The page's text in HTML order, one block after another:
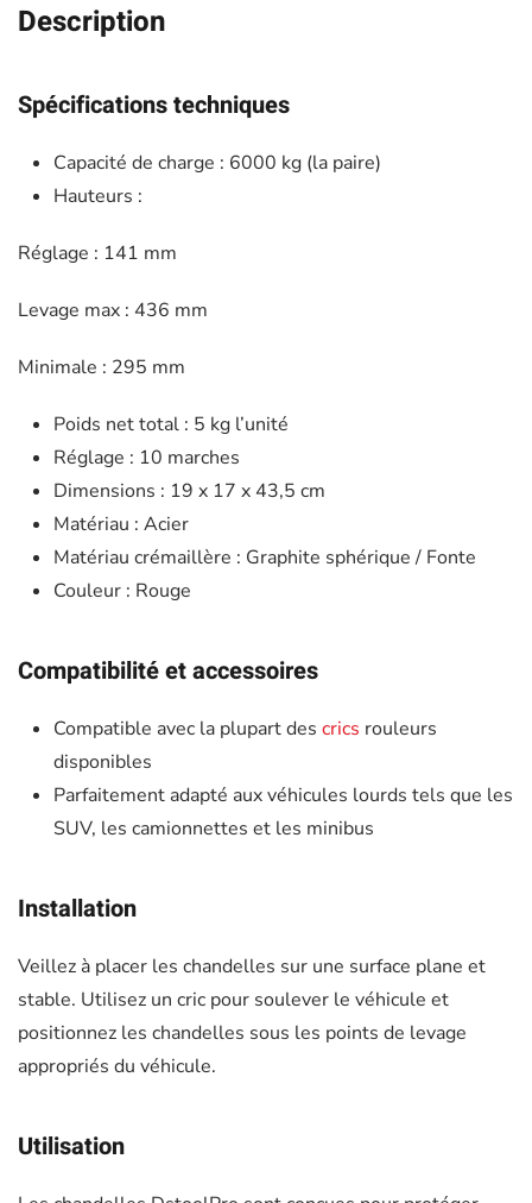
Description
Spécifications techniques
Capacité de charge : 6000 kg (la paire)
Hauteurs :
Réglage : 141 mm
Levage max : 436 mm
Minimale : 295 mm
Poids net total : 5 kg l’unité
Réglage : 10 marches
Dimensions : 19 x 17 x 43,5 cm
Matériau : Acier
Matériau crémaillère : Graphite sphérique / Fonte
Couleur : Rouge
Compatibilité et accessoires
Compatible avec la plupart des crics rouleurs
disponibles
Parfaitement adapté aux véhicules lourds tels que les
SUV, les camionnettes et les minibus
Installation
Veillez à placer les chandelles sur une surface plane et
stable. Utilisez un cric pour soulever le véhicule et
positionnez les chandelles sous les points de levage
appropriés du véhicule.
Utilisation